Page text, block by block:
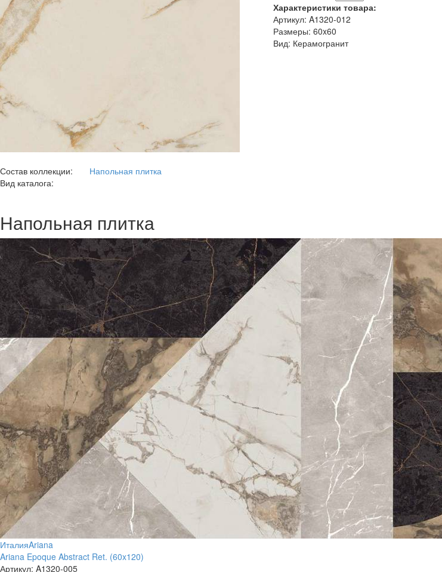
Характеристики товара:
Артикул: A1320-012
Размеры: 60x60
Вид: Керамогранит
Состав коллекции:
Напольная плитка
Вид каталога:
Напольная плитка
ИталияAriana
Ariana Epoque Abstract Ret. (60x120)
Артикул: A1320-005